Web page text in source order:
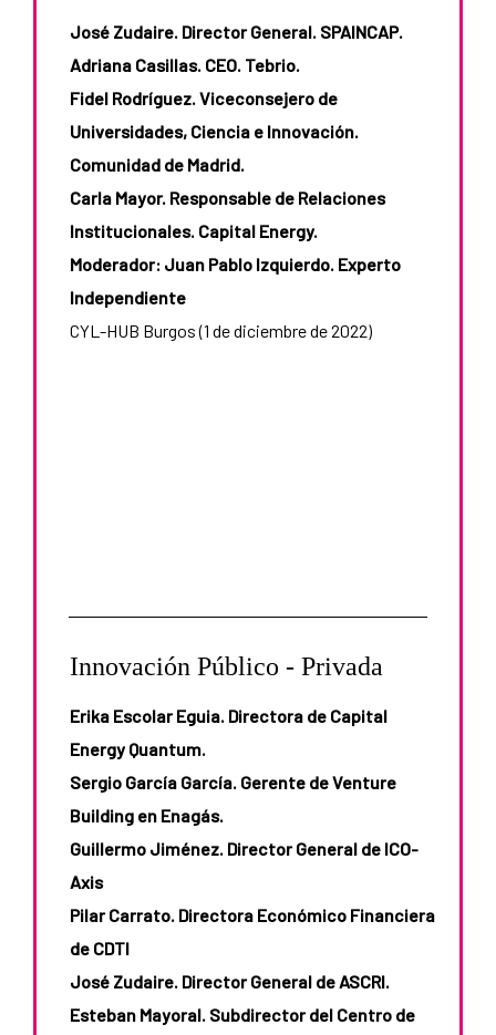
José Zudaire. Director General. SPAINCAP.
Adriana Casillas. CEO. Tebrio.
Fidel Rodríguez. Viceconsejero de
Universidades, Ciencia e Innovación.
Comunidad de Madrid.
Carla Mayor. Responsable de Relaciones
Institucionales. Capital Energy.
Moderador: Juan Pablo Izquierdo. Experto
Independiente
CYL-HUB Burgos (1 de diciembre de 2022)
Innovación Público - Privada
Erika Escolar Eguia. Directora de Capital
Energy Quantum.
Sergio García García. Gerente de Venture
Building en Enagás.
Guillermo Jiménez. Director General de ICO-
Axis
Pilar Carrato. Directora Económico Financiera
de CDTI
José Zudaire. Director General de ASCRI.
Esteban Mayoral. Subdirector del Centro de